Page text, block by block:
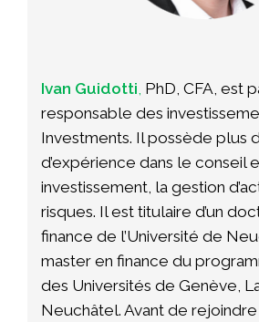
Ivan Guidotti PhD, CFA, est
responsable des
Investments. Il possède plus
d’expérience dans le conseil
investissement, la gestion
risques. Il est titulaire d’un
finance de l’Université de
master en finance du
des Universités de Genève,
Neuchâtel. Avant de rejoindre